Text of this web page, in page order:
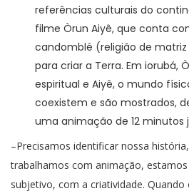
referências culturais do
filme Òrun Aiyê, que conta
candomblé (religião de
para criar a Terra. Em iorubá,
espiritual e Aiyê, o mundo
coexistem e são mostrados,
uma animação de 12 minutos
–Precisamos identificar nossa
trabalhamos com animação,
subjetivo, com a criatividade.